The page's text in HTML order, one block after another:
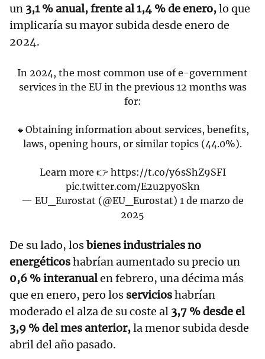
un 3,1 % anual, frente al 1,4 % de enero,lo que
implicaría su mayor subida desde enero de
2024.
In 2024, the most common use of e-government
services in the EU in the previous 12 months was
for:
🔸Obtaining information about services, benefits,
laws, opening hours, or similar topics (44.0%).
Learn more 👉 https://t.co/y6sShZ9SFI
pic.twitter.com/E2u2py0Skn
— EU_Eurostat (@EU_Eurostat) 1 de marzo de
2025
De su lado, losbienes industriales no
energéticoshabrían aumentado su precio un
0,6 % interanualen febrero, una décima más
que en enero, pero los servicioshabrían
moderado el alza de su coste al 3,7 % desde el
3,9 % del mes anterior,la menor subida desde
abril del año pasado.